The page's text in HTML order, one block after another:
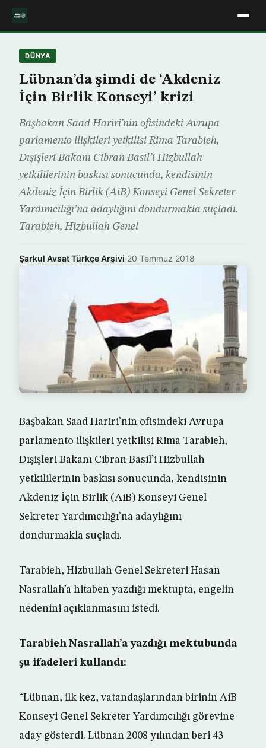
DÜNYA
Lübnan’da şimdi de ‘Akdeniz
İçin Birlik Konseyi’ krizi
Başbakan Saad Hariri’nin ofisindeki Avrupa
parlamento ilişkileri yetkilisi Rima Tarabieh,
Dışişleri Bakanı Cibran Basil’i Hizbullah
yetkililerinin baskısı sonucunda, kendisinin
Akdeniz İçin Birlik (AiB) Konseyi Genel Sekreter
Yardımcılığı’na adaylığını dondurmakla suçladı.
Tarabieh, Hizbullah Genel
Şarkul Avsat Türkçe Arşivi·20 Temmuz 2018
Başbakan Saad Hariri’nin ofisindeki Avrupa
parlamento ilişkileri yetkilisi Rima Tarabieh,
Dışişleri Bakanı Cibran Basil’i Hizbullah
yetkililerinin baskısı sonucunda, kendisinin
Akdeniz İçin Birlik (AiB) Konseyi Genel
Sekreter Yardımcılığı’na adaylığını
dondurmakla suçladı.
Tarabieh, Hizbullah Genel Sekreteri Hasan
Nasrallah’a hitaben yazdığı mektupta, engelin
nedenini açıklanmasını istedi.
Tarabieh Nasrallah’a yazdığı mektubunda
şu ifadeleri kullandı:
“Lübnan, ilk kez, vatandaşlarından birinin AiB
Konseyi Genel Sekreter Yardımcılığı görevine
aday gösterdi. Lübnan 2008 yılından beri 43